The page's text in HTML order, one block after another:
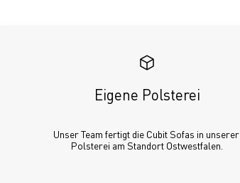
Eigene Polsterei
Unser Team fertigt die Cubit Sofas in unserer
Polsterei am Standort Ostwestfalen.